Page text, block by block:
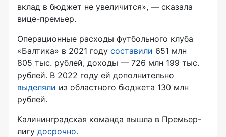
вклад в бюджет не увеличится», — сказала
вице-премьер.
Операционные расходы футбольного клуба
«Балтика» в 2021 году составили 651 млн
805 тыс. рублей, доходы — 726 млн 199 тыс.
рублей. В 2022 году ей дополнительно
выделяли из областного бюджета 130 млн
рублей.
Калининградская команда вышла в Премьер-
лигу досрочно.